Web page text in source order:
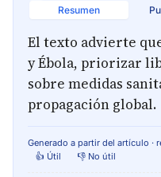
Resumen
El texto advierte
y Ébola, priorizar
sobre medidas
propagación global.
Generado a partir del artículo ·
👍 Útil
👎 No útil